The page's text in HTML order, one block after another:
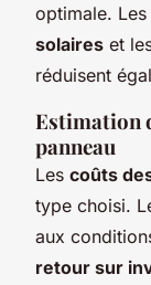
optimale. Les
solaires et
réduisent
Estimation
panneau
Les coûts
type choisi.
aux
retour sur